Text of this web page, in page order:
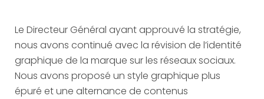
Le Directeur Général ayant approuvé la stratégie,
nous avons continué avec la révision de l’identité
graphique de la marque sur les réseaux sociaux.
Nous avons proposé un style graphique plus
épuré et une alternance de contenus